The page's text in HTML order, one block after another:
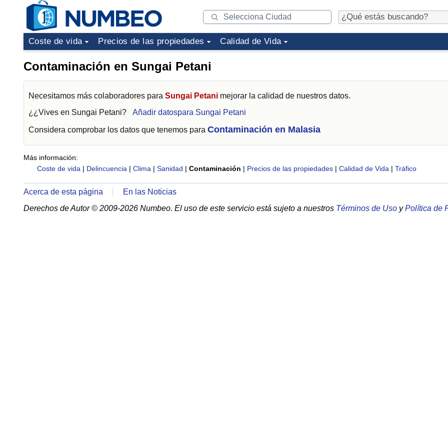
Coste de vida Precios de las propiedades Calidad de Vida
Contaminación en Sungai Petani
Necesitamos más colaboradores para Sungai Petani mejorar la calidad de nuestros datos.
¿¿Vives en Sungai Petani? Añadir datospara Sungai Petani
Considera comprobar los datos que tenemos para Contaminación en Malasia
Más información:
Coste de vida | Delincuencia | Clima | Sanidad | Contaminación | Precios de las propiedades | Calidad de Vida | Tráfico
Acerca de esta página
En las Noticias
Derechos de Autor © 2009-2026 Numbeo. El uso de este servicio está sujeto a nuestros Términos de Uso yPolítica de